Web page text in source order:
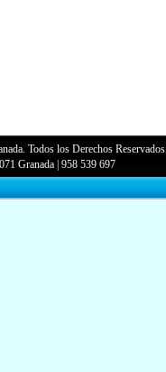
Todos los Derechos Reservados.
Granada |958 539 697